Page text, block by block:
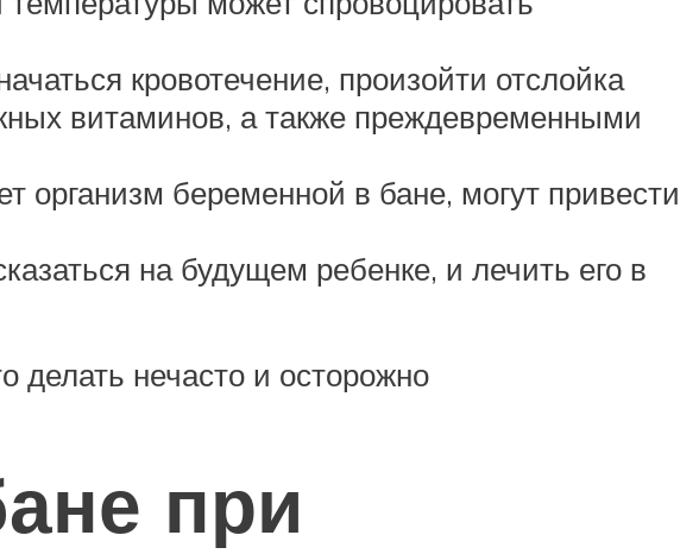
кровотечение, произойти отслойка
витаминов, а также преждевременными
организм беременной в бане, могут привести
на будущем ребенке, и лечить его в
делать нечасто и осторожно
при